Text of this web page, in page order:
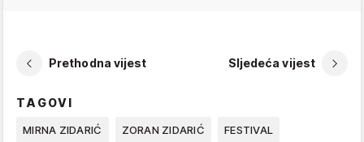
Prethodna vijest Sljedeća vijest
TAGOVI
MIRNA ZIDARIĆ ZORAN ZIDARIĆ FESTIVAL